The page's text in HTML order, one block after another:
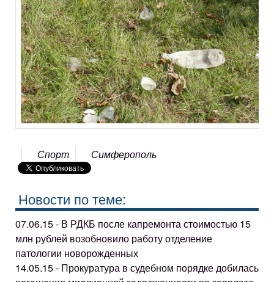
Спорт Симферополь
Новости по теме:
07.06.15 - В РДКБ после капремонта стоимостью 15
млн рублей возобновило работу отделение
патологии новорожденных
14.05.15 - Прокуратура в судебном порядке добилась